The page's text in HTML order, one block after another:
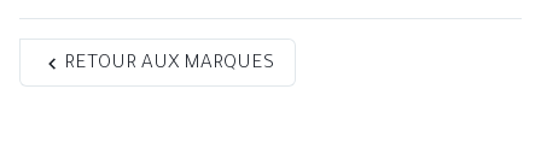
RETOUR AUX MARQUES